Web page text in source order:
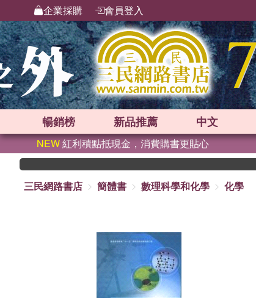
企業採購 會員登入
暢銷榜 新品推薦 中文
NEW紅利積點抵現金，消費購書更貼心
三民網路書店
簡體書 數理科學和化學 化學